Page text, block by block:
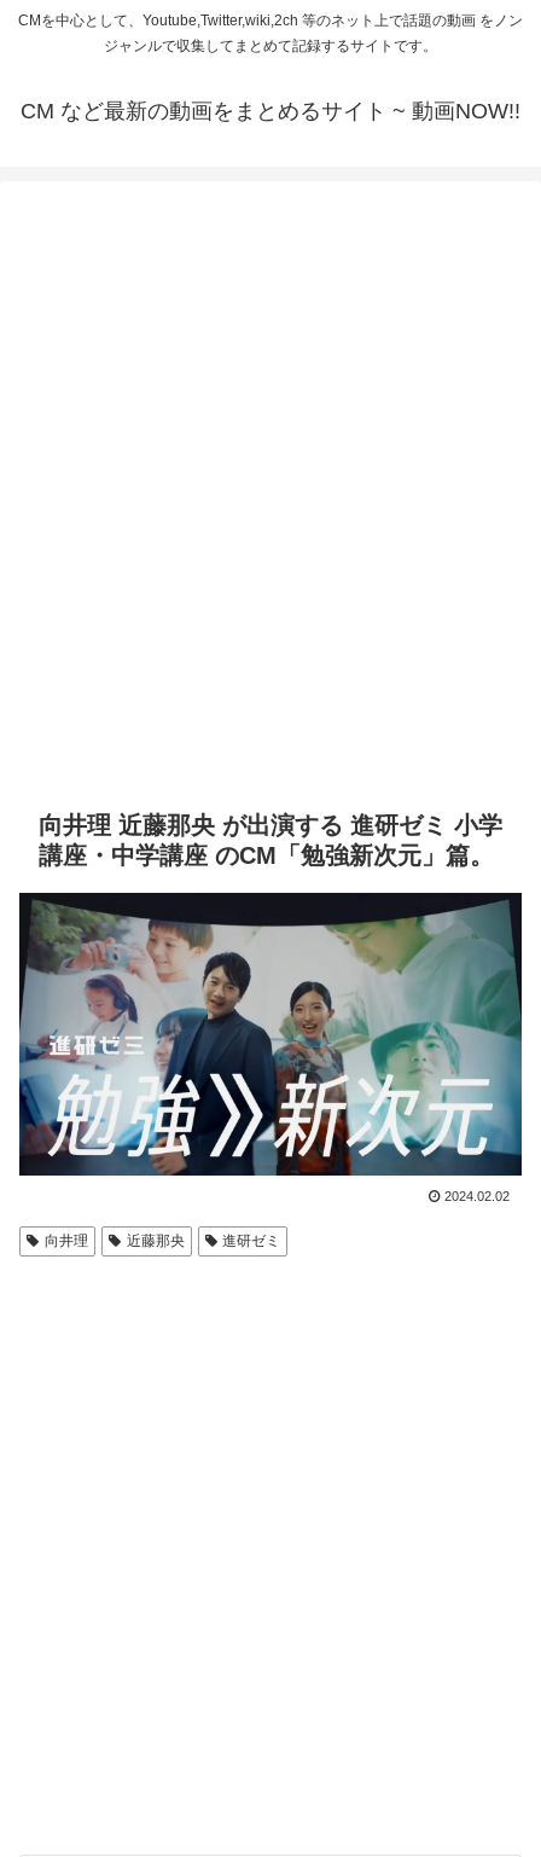
CMを中心として、Youtube,Twitter,wiki,2ch 等のネット上で話題の動画 をノン
ジャンルで収集してまとめて記録するサイトです。
CM など最新の動画をまとめるサイト ~ 動画NOW!!
向井理 近藤那央 が出演する 進研ゼミ 小学
講座・中学講座 のCM「勉強新次元」篇。
2024.02.02
向井理 近藤那央 進研ゼミ